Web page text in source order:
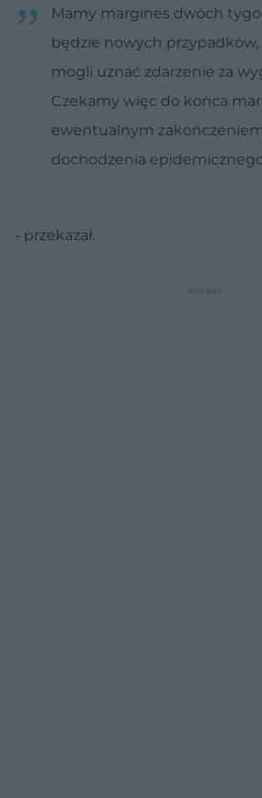
Mamy margines dwóch
będzie nowych
mogli uznać zdarzenie za
Czekamy więc do końca
ewentualnym
dochodzenia
- przekazał.